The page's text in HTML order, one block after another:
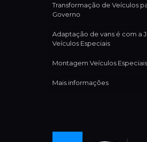
Transformação de Veículos
Governo
Adaptação de vans é com a
Veículos Especiais
Montagem Veículos Especiais
Mais informações